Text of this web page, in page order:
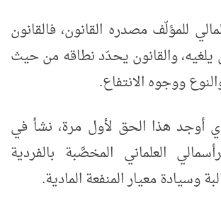
للمؤلّف مصدره القانون، فالقانون
يلغيه، والقانون يحدّد نطاقه من حيث
ووجوه الانتفاع.
أوجد هذا الحق لأول مرة، نشأ في
العلماني المخصَّبة بالفردية
وسيادة معيار المنفعة المادية.